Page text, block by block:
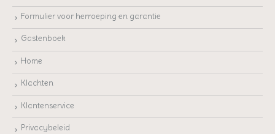
Formulier voor herroeping en garantie
Gastenboek
Home
Klachten
Klantenservice
Privacybeleid